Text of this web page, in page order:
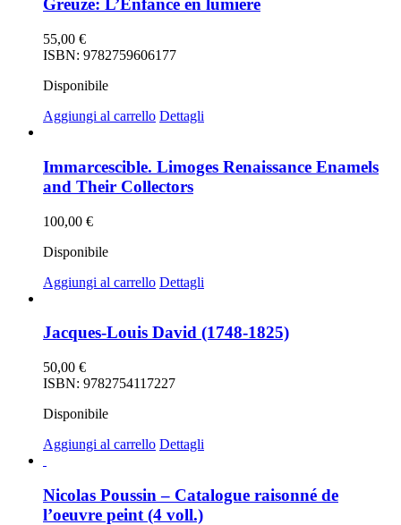
Greuze: L’Enfance en lumière
55,00 €
ISBN: 9782759606177
Disponibile
Aggiungi al carrello Dettagli
Immarcescible. Limoges Renaissance Enamels
and Their Collectors
100,00 €
Disponibile
Aggiungi al carrello Dettagli
Jacques-Louis David (1748-1825)
50,00 €
ISBN: 9782754117227
Disponibile
Aggiungi al carrello Dettagli
Nicolas Poussin – Catalogue raisonné de
l’oeuvre peint (4 voll.)